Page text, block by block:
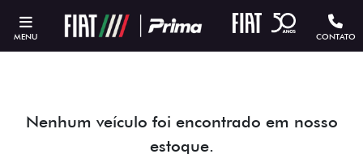
MENU CONTATO
Nenhum veículo foi encontrado em nosso
estoque.